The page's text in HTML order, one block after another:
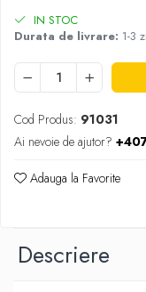
IN STOC
Durata de livrare: 1-3
Cod Produs: 91031
Ai nevoie de ajutor?
Adauga la Favorite
Descriere